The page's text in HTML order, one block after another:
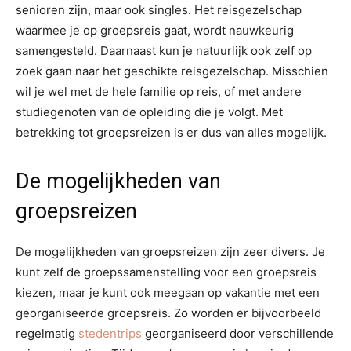
senioren zijn, maar ook singles. Het reisgezelschap
waarmee je op groepsreis gaat, wordt nauwkeurig
samengesteld. Daarnaast kun je natuurlijk ook zelf op
zoek gaan naar het geschikte reisgezelschap. Misschien
wil je wel met de hele familie op reis, of met andere
studiegenoten van de opleiding die je volgt. Met
betrekking tot groepsreizen is er dus van alles mogelijk.
De mogelijkheden van
groepsreizen
De mogelijkheden van groepsreizen zijn zeer divers. Je
kunt zelf de groepssamenstelling voor een groepsreis
kiezen, maar je kunt ook meegaan op vakantie met een
georganiseerde groepsreis. Zo worden er bijvoorbeeld
regelmatig stedentrips georganiseerd door verschillende